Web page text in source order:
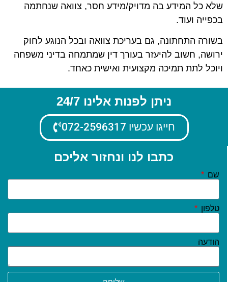
שלא כל המידע בה מדויק/מידע חסר, צוואה שנחתמה
בכפייה ועוד.
בשורה התחתונה, גם בעריכת צוואה ובכל הנוגע לחוק
ירושה, חשוב להיעזר בעורך דין שמתמחה בדיני משפחה
ויוכל לתת תמיכה מקצועית ואישית כאחד.
ניתן לפנות אלינו 24/7
חייגו עכשיו 072-2596317
כתבו לנו ונחזור אליכם
שם
טלפון
הודעה